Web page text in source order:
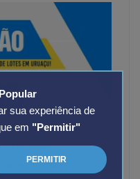
sua experiência de
em "Permitir"
PERMITIR